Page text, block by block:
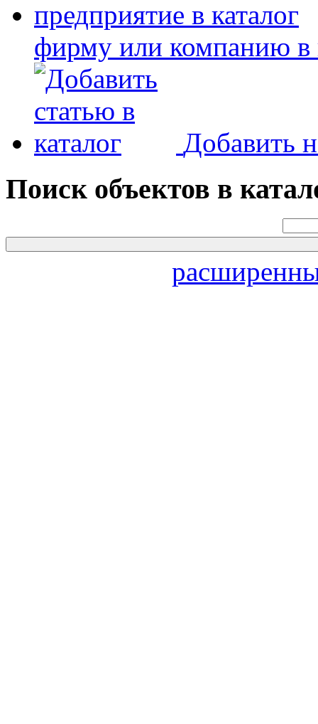
фирму или компанию в
Добавить
Поиск объектов в